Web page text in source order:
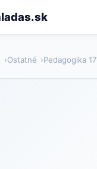
Ostatné Pedagogika 17